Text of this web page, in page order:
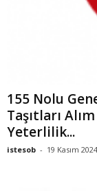
155 Nolu
Taşıtları
Yeterlilik...
istesob - 19 Kasım 2024